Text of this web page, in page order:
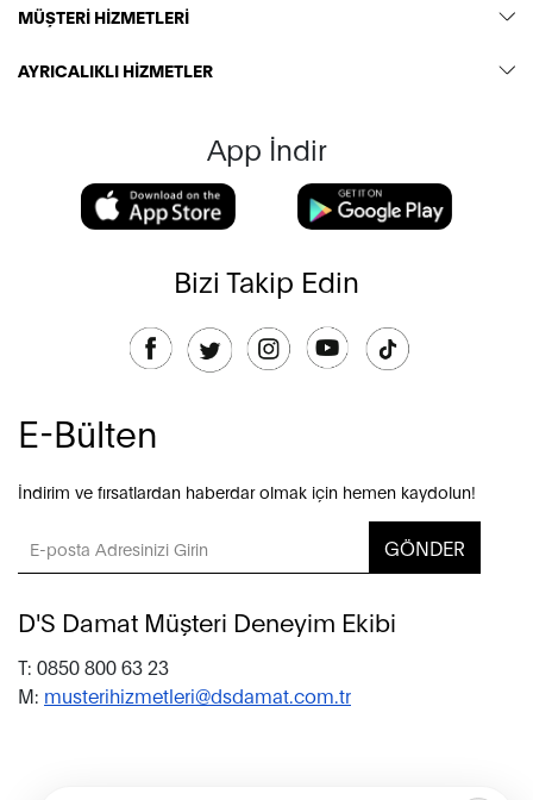
MÜŞTERİ HİZMETLERİ
AYRICALIKLI HİZMETLER
App İndir
Bizi Takip Edin
E-Bülten
İndirim ve fırsatlardan haberdar olmak için hemen kaydolun!
GÖNDER
D'S Damat Müşteri Deneyim Ekibi
T: 0850 800 63 23
M: musterihizmetleri@dsdamat.com.tr